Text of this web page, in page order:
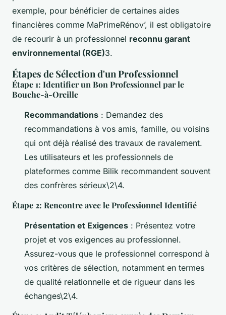
exemple, pour bénéficier de certaines aides
financières comme MaPrimeRénov’, il est obligatoire
de recourir à un professionnel reconnu garant
environnemental (RGE)3.
Étapes de Sélection d'un Professionnel
Étape 1: Identifier un Bon Professionnel par le
Bouche-à-Oreille
Recommandations : Demandez des
recommandations à vos amis, famille, ou voisins
qui ont déjà réalisé des travaux de ravalement.
Les utilisateurs et les professionnels de
plateformes comme Bilik recommandent souvent
des confrères sérieux\2\4.
Étape 2: Rencontre avec le Professionnel Identifié
Présentation et Exigences : Présentez votre
projet et vos exigences au professionnel.
Assurez-vous que le professionnel correspond à
vos critères de sélection, notamment en termes
de qualité relationnelle et de rigueur dans les
échanges\2\4.